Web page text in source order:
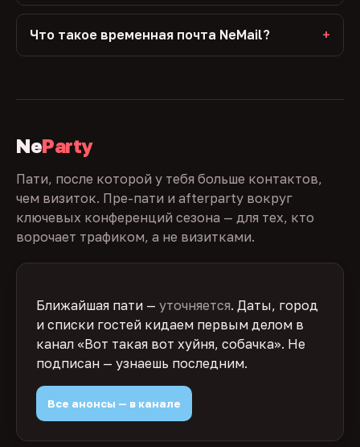
Что такое временная почта NeMail?
NeParty
Пати, после которой у тебя больше контактов,
чем визиток. Пре-пати и afterparty вокруг
ключевых конференций сезона — для тех, кто
ворочает трафиком, а не визитками.
Ближайшая пати — уточняется. Даты, город
и списки гостей кидаем первым делом в
канал «Вот такая вот хуйня, собачка». Не
подписан — узнаешь последним.
Все анонсы — в канале